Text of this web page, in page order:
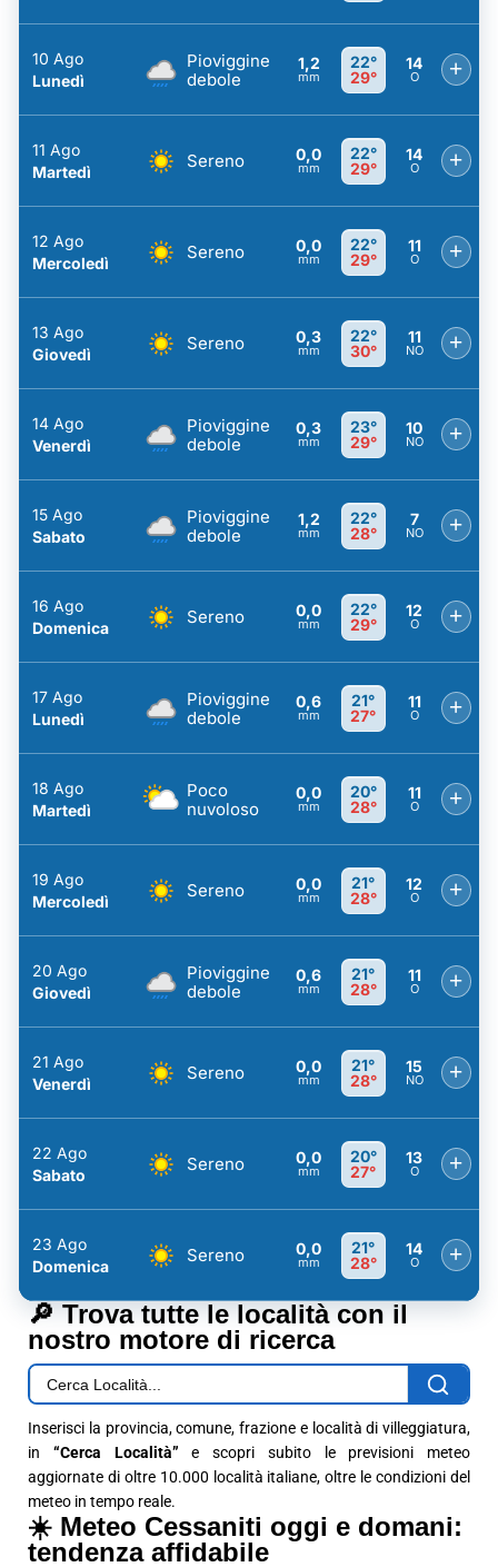
10 Ago
Lunedì
Pioviggine
debole
1,2
mm
22°
29°
14
O +
11 Ago
Martedì
Sereno 0,0
mm
22°
29°
14
O +
12 Ago
Mercoledì
Sereno 0,0
mm
22°
29°
11
O +
13 Ago
Giovedì
Sereno 0,3
mm
22°
30°
11
NO +
14 Ago
Venerdì
Pioviggine
debole
0,3
mm
23°
29°
10
NO +
15 Ago
Sabato
Pioviggine
debole
1,2
mm
22°
28°
7
NO +
16 Ago
Domenica
Sereno 0,0
mm
22°
29°
12
O +
17 Ago
Lunedì
Pioviggine
debole
0,6
mm
21°
27°
11
O +
18 Ago
Martedì
Poco
nuvoloso
0,0
mm
20°
28°
11
O +
19 Ago
Mercoledì
Sereno 0,0
mm
21°
28°
12
O +
20 Ago
Giovedì
Pioviggine
debole
0,6
mm
21°
28°
11
O +
21 Ago
Venerdì
Sereno 0,0
mm
21°
28°
15
NO +
22 Ago
Sabato
Sereno 0,0
mm
20°
27°
13
O +
23 Ago
Domenica
Sereno 0,0
mm
21°
28°
14
O +
🔎 Trova tutte le località con il
nostro motore di ricerca
Inserisci la provincia, comune, frazione e località di villeggiatura,
in “Cerca Località” e scopri subito le previsioni meteo
aggiornate di oltre 10.000 località italiane, oltre le condizioni del
meteo in tempo reale.
☀️ Meteo Cessaniti oggi e domani:
tendenza affidabile